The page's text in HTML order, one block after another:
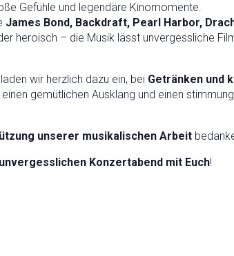
Gefühle und legendäre Kinomomente.
James Bond, Backdraft, Pearl Harbor,
heroisch – die Musik lässt unvergessliche
wir herzlich dazu ein, bei Getränken und
gemütlichen Ausklang und einen
unserer musikalischen Arbeit
Konzertabend mit Euch!